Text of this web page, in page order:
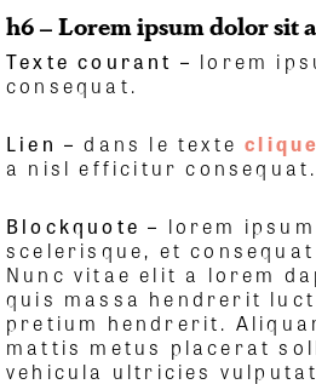
h6 – Lorem ipsum dolor sit
Texte courant – lorem
consequat.
Lien –dans le texte
a nisl efficitur consequat.
Blockquote – lorem
scelerisque, et
Nunc vitae elit a lorem
quis massa hendrerit
pretium hendrerit.
mattis metus placerat
vehicula ultricies